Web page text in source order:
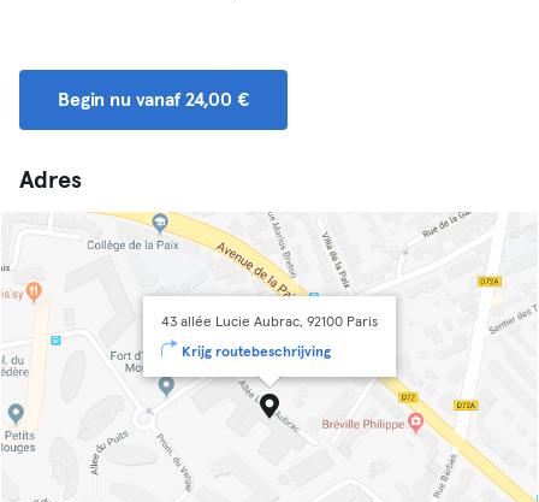
Begin nu vanaf 24,00 €
Adres
43 allée Lucie Aubrac, 92100 Paris
Krijg routebeschrijving